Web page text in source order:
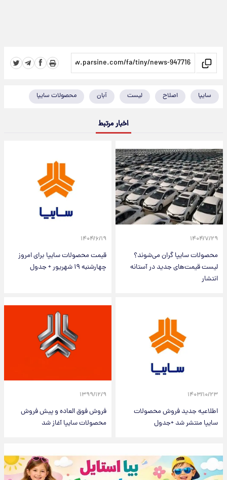
سایپا اصلاح لیست آبان محصولات سایپا
اخبار مرتبط
۱۴۰۴/۷/۲۹
محصولات سایپا گران می‌شوند؟
لیست قیمت‌های جدید در آستانه
انتشار
۱۴۰۴/۶/۱۹
قیمت محصولات سایپا برای امروز
چهارشنبه ۱۹ شهریور + جدول
۱۴۰۳/۱۰/۲۳
اطلاعیه جدید فروش محصولات
سایپا منتشر شد +جدول
۱۳۹۹/۱۲/۹
فروش فوق العاده و پیش فروش
محصولات سایپا آغاز شد